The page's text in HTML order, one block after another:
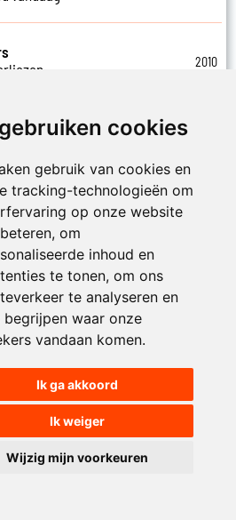
cookies
gebruik van cookies en
tracking-technologieën om
op onze website
om
inhoud en
te tonen, om ons
te analyseren en
waar onze
vandaan komen.
Ik ga akkoord
Ik weiger
Wijzig mijn voorkeuren
2010
feest
vous